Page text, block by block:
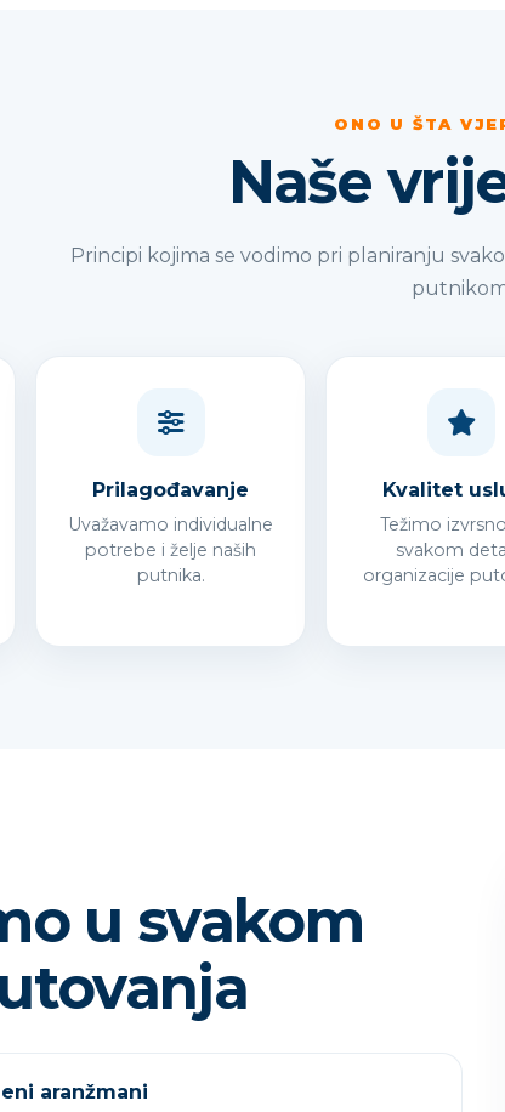
ONO U ŠTA
Naše
Principi kojima se vodimo pri planiranju
Prilagođavanje
Uvažavamo individualne
potrebe i želje naših
putnika.
Kvalitet
Težimo
svakom
organizacije
u svakom
aranžmani